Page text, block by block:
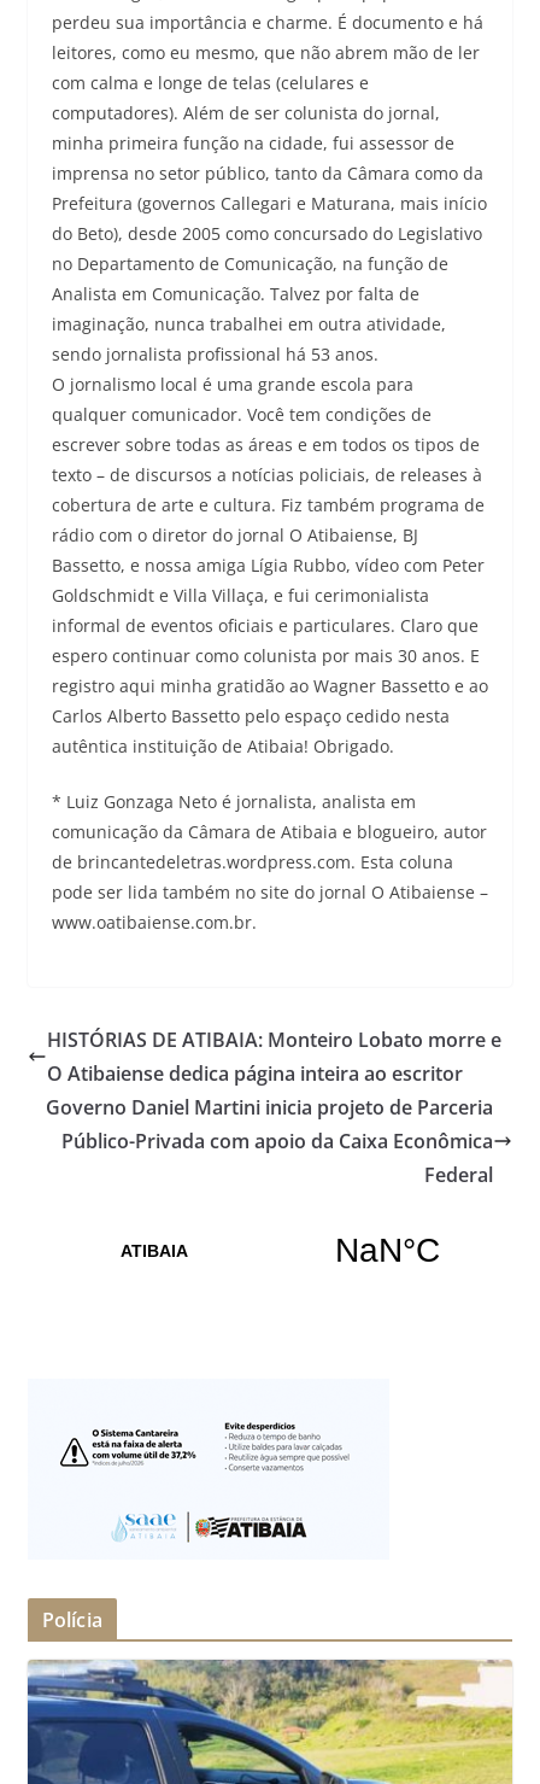
perdeu sua importância e charme. É documento e há
leitores, como eu mesmo, que não abrem mão de ler
com calma e longe de telas (celulares e
computadores). Além de ser colunista do jornal,
minha primeira função na cidade, fui assessor de
imprensa no setor público, tanto da Câmara como da
Prefeitura (governos Callegari e Maturana, mais início
do Beto), desde 2005 como concursado do Legislativo
no Departamento de Comunicação, na função de
Analista em Comunicação. Talvez por falta de
imaginação, nunca trabalhei em outra atividade,
sendo jornalista profissional há 53 anos.
O jornalismo local é uma grande escola para
qualquer comunicador. Você tem condições de
escrever sobre todas as áreas e em todos os tipos de
texto – de discursos a notícias policiais, de releases à
cobertura de arte e cultura. Fiz também programa de
rádio com o diretor do jornal O Atibaiense, BJ
Bassetto, e nossa amiga Lígia Rubbo, vídeo com Peter
Goldschmidt e Villa Villaça, e fui cerimonialista
informal de eventos oficiais e particulares. Claro que
espero continuar como colunista por mais 30 anos. E
registro aqui minha gratidão ao Wagner Bassetto e ao
Carlos Alberto Bassetto pelo espaço cedido nesta
autêntica instituição de Atibaia! Obrigado.
* Luiz Gonzaga Neto é jornalista, analista em
comunicação da Câmara de Atibaia e blogueiro, autor
de brincantedeletras.wordpress.com. Esta coluna
pode ser lida também no site do jornal O Atibaiense –
www.oatibaiense.com.br.
HISTÓRIAS DE ATIBAIA: Monteiro Lobato morre e
O Atibaiense dedica página inteira ao escritor
Governo Daniel Martini inicia projeto de Parceria
Público-Privada com apoio da Caixa Econômica
Federal
Polícia